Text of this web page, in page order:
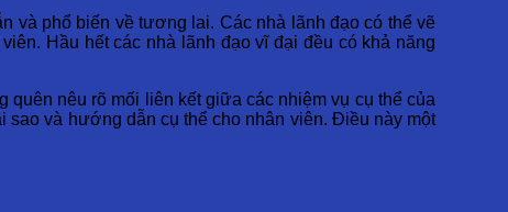
và phổ biến về tương lai. Các nhà lãnh đạo có thể vẽ
Hầu hết các nhà lãnh đạo vĩ đại đều có khả năng
nêu rõ mối liên kết giữa các nhiệm vụ cụ thể của
và hướng dẫn cụ thể cho nhân viên. Điều này một